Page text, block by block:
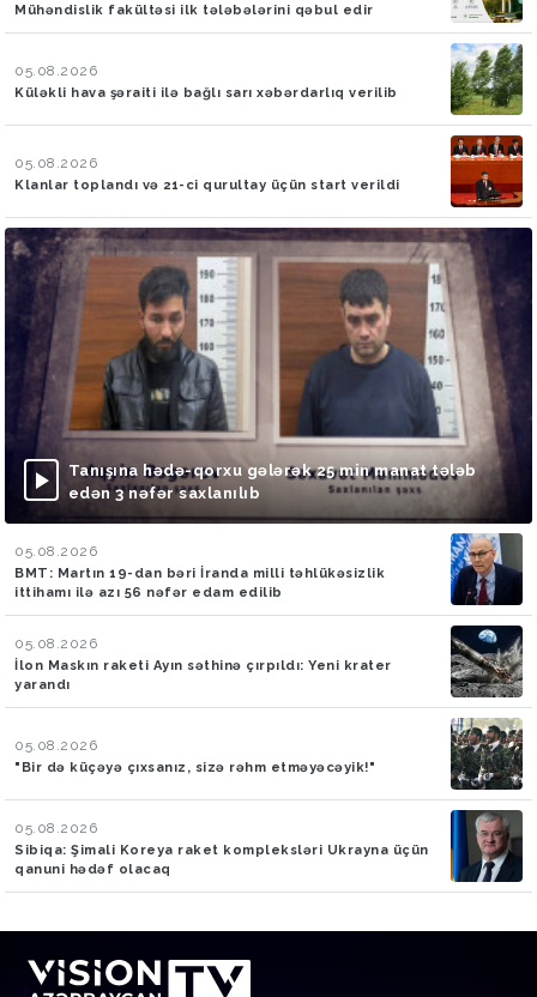
Mühəndislik fakültəsi ilk tələbələrini qəbul edir
05.08.2026
Küləkli hava şəraiti ilə bağlı sarı xəbərdarlıq verilib
05.08.2026
Klanlar toplandı və 21-ci qurultay üçün start verildi
Tanışına hədə-qorxu gələrək 25 min manat tələb
edən 3 nəfər saxlanılıb
05.08.2026
BMT: Martın 19-dan bəri İranda milli təhlükəsizlik
ittihamı ilə azı 56 nəfər edam edilib
05.08.2026
İlon Maskın raketi Ayın səthinə çırpıldı: Yeni krater
yarandı
05.08.2026
"Bir də küçəyə çıxsanız, sizə rəhm etməyəcəyik!"
05.08.2026
Sibiqa: Şimali Koreya raket kompleksləri Ukrayna üçün
qanuni hədəf olacaq